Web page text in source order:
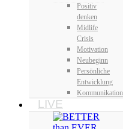
Positiv
denken
Midlife
Crisis
Motivation
Neubeginn
Persönliche
Entwicklung
Kommunikation
LIVE